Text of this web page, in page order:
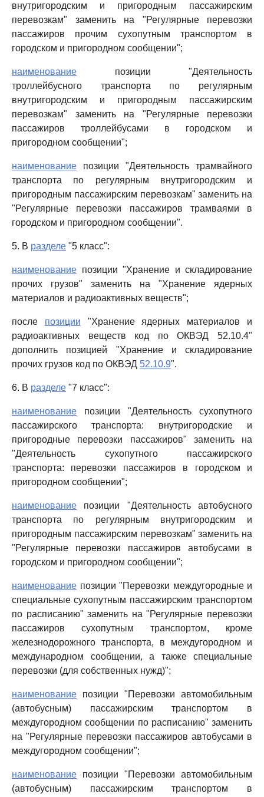
внутригородским и пригородным пассажирским
перевозкам" заменить на "Регулярные перевозки
пассажиров прочим сухопутным транспортом в
городском и пригородном сообщении";
наименование позиции "Деятельность
троллейбусного транспорта по регулярным
внутригородским и пригородным пассажирским
перевозкам" заменить на "Регулярные перевозки
пассажиров троллейбусами в городском и
пригородном сообщении";
наименование позиции "Деятельность трамвайного
транспорта по регулярным внутригородским и
пригородным пассажирским перевозкам" заменить на
"Регулярные перевозки пассажиров трамваями в
городском и пригородном сообщении".
5. В разделе "5 класс":
наименование позиции "Хранение и складирование
прочих грузов" заменить на "Хранение ядерных
материалов и радиоактивных веществ";
после позиции "Хранение ядерных материалов и
радиоактивных веществ код по ОКВЭД 52.10.4"
дополнить позицией "Хранение и складирование
прочих грузов код по ОКВЭД 52.10.9".
6. В разделе "7 класс":
наименование позиции "Деятельность сухопутного
пассажирского транспорта: внутригородские и
пригородные перевозки пассажиров" заменить на
"Деятельность сухопутного пассажирского
транспорта: перевозки пассажиров в городском и
пригородном сообщении";
наименование позиции "Деятельность автобусного
транспорта по регулярным внутригородским и
пригородным пассажирским перевозкам" заменить на
"Регулярные перевозки пассажиров автобусами в
городском и пригородном сообщении";
наименование позиции "Перевозки междугородные и
специальные сухопутным пассажирским транспортом
по расписанию" заменить на "Регулярные перевозки
пассажиров сухопутным транспортом, кроме
железнодорожного транспорта, в междугородном и
международном сообщении, а также специальные
перевозки (для собственных нужд)";
наименование позиции "Перевозки автомобильным
(автобусным) пассажирским транспортом в
междугородном сообщении по расписанию" заменить
на "Регулярные перевозки пассажиров автобусами в
междугородном сообщении";
наименование позиции "Перевозки автомобильным
(автобусным) пассажирским транспортом в